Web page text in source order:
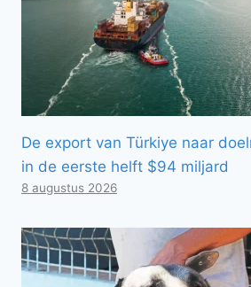
De export van Türkiye naar
in de eerste helft $94 miljard
8 augustus 2026